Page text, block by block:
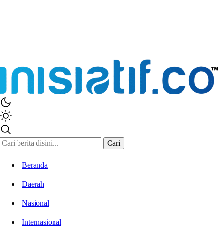
Cari
Beranda
Daerah
Nasional
Internasional